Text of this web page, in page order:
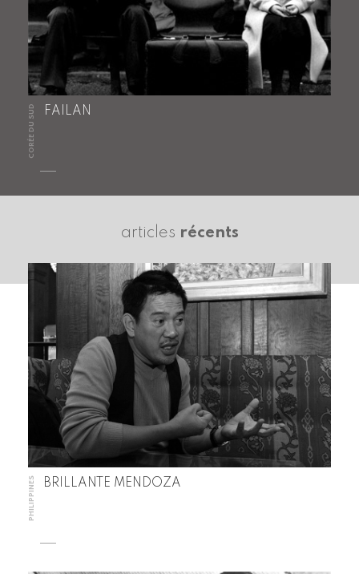
CORÉE DU SUD FAILAN
articles récents
PHILIPPINES BRILLANTE MENDOZA